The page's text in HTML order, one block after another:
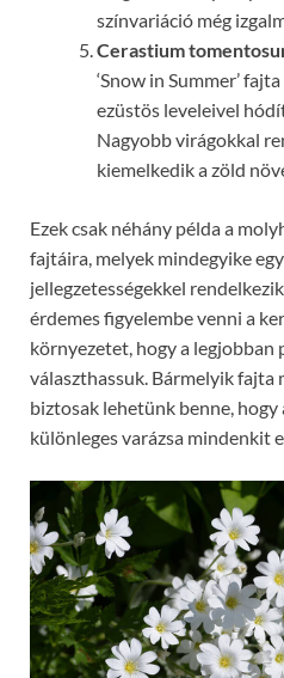
színvariáció még
Cerastium
‘Snow in Summer’
ezüstös leveleivel
Nagyobb virágokkal
kiemelkedik a zöld
Ezek csak néhány példa a
fajtáira, melyek mindegyike
jellegzetességekkel
érdemes figyelembe venni a
környezetet, hogy a legjobban
választhassuk. Bármelyik fajta
biztosak lehetünk benne,
különleges varázsa mindenkit